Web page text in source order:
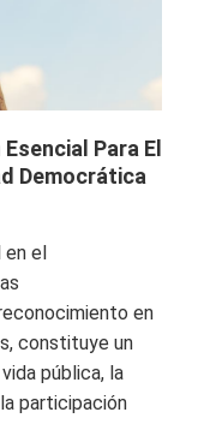
Para El
Democrática
en el
en
constituye un
pública, la
participación